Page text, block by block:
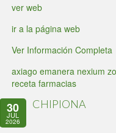
ver web
ir a la página web
Ver Información Completa
axiago emanera nexium
receta farmacias
30
JUL
2026
CHIPIONA